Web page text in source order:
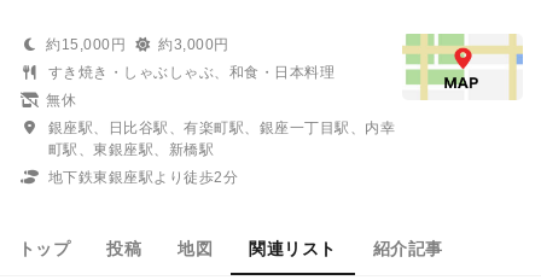
約15,000円
約3,000円
すき焼き・しゃぶしゃぶ、和食・日本料理
無休
銀座駅、日比谷駅、有楽町駅、銀座一丁目駅、内幸
町駅、東銀座駅、新橋駅
地下鉄東銀座駅より徒歩2分
トップ 投稿 地図 関連リスト 紹介記事